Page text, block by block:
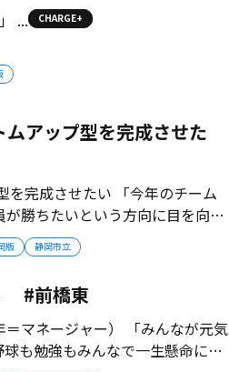
CHARGE+
Pick up／神奈川制覇狙う「日大ファイブ」 ...
版 静岡市立
アップ型を完成させた
を完成させたい 「今年のチーム
勝ちたいという方向に目を向け
スローガンのもと、目指してい
って活躍できる部活。夏までに
【監...
#前橋東
＝マネージャー） 「みんなが元気
も勉強もみんなで一生懸命に努